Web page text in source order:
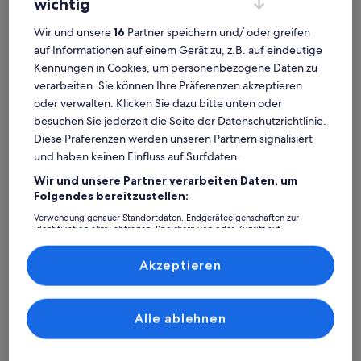
Schenna bei Meran
Platz für 2 Gäste · 1 Schlafzimmer
9,6 Außergewöhnlich
außergewöhnlich
35 Bewertungen
(35
bewertungen)
Seilbahn Taser:
Ferienunterkünfte mit Top-
Bewertung
Weitere Infos zu Gemütliche Wohnung Bauernhof, mit
Wir und unsere16 Partner speichern und/ oder greifen
auf Informationen auf einem Gerät zu, z.B. auf eindeutige
Kennungen in Cookies, um personenbezogene Daten zu
verarbeiten. Sie können Ihre Präferenzen akzeptieren
oder verwalten. Klicken Sie dazu bitte unten oder
besuchen Sie jederzeit die Seite der Datenschutzrichtlinie.
Diese Präferenzen werden unseren Partnern signalisiert
und haben keinen Einfluss auf Surfdaten.
Wir und unsere Partner verarbeiten Daten, um
Folgendes bereitzustellen:
Verwendung genauer Standortdaten. Endgeräteeigenschaften zur
Identifikation aktiv abfragen. Speichern von oder Zugriff auf
Inhalte, Messung von Werbeleistung und der Performance von Inhalten,
Zielgruppenforschung sowie Entwicklung und Verbesserung von
Liste der Partner (Lieferanten)
Alle ablehnen
Akzeptieren